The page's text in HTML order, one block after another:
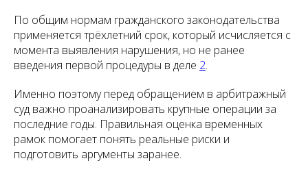
По общим нормам гражданского законодательства
применяется трёхлетний срок, который исчисляется с
момента выявления нарушения, но не ранее
введения первой процедуры в деле 2.
Именно поэтому перед обращением в арбитражный
суд важно проанализировать крупные операции за
последние годы. Правильная оценка временных
рамок помогает понять реальные риски и
подготовить аргументы заранее.